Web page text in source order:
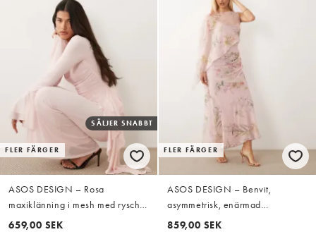
FLER FÄRGER
SÄLJER SNABBT
ASOS DESIGN – Rosa
maxiklänning i mesh med rysch
och volangdetaljer
659,00 SEK
FLER FÄRGER
ASOS DESIGN – Benvit,
asymmetrisk, enärmad
maxiklänning med drapering och
859,00 SEK